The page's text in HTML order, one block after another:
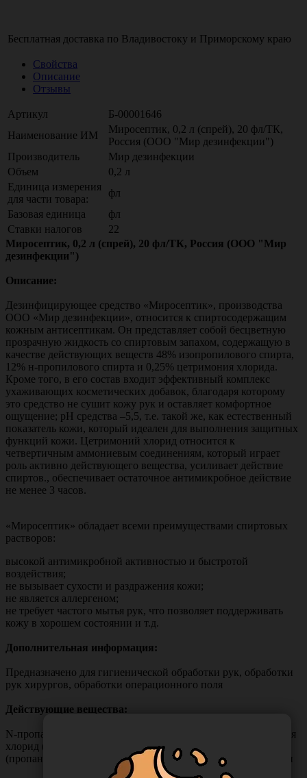
Бесплатная доставка по Владивостоку и Приморскому краю
Свойства
Описание
Отзывы
Артикул
Б-00001646
Наименование ИМ
Миросептик, 0,2 л (спрей), 20 фл/ТК,
Россия (ООО "Мир дезинфекции")
Производитель
Мир дезинфекции
Объем
0,2 л
Единица измерения
для части товара:
фл
Базовая единица
фл
Ставки налогов
22
Миросептик, 0,2 л (спрей), 20 фл/ТК, Россия (ООО "Мир
дезинфекции")
Описание:
Дезинфицирующее средство «Миросептик», производства
ООО «Мир дезинфекции», относится к спиртосодержащим
кожным антисептикам. Он представляет собой бесцветную
прозрачную жидкость со спиртовым запахом, содержащую в
качестве действующих веществ 48% изопропилового спирта,
12% н-пропилового спирта и 0,25% цетримония хлорида.
Кроме того, в его состав входит эффективный комплекс
ухаживающих косметических добавок, благодаря которому
это средство не сушит кожу рук и оставляет комфортное
ощущение; рН средства –5,5, т.е. такой же, как естественный
показатель кожи, который идеален для выполнения защитных
функций кожи. Цетримоний хлорид относится к
четвертичным аммониевым соединениям, который играет
роль активно действующего вещества, усиливает действие
спиртов., обеспечивает остаточное антимикробное действие
не менее 3 часов.
«Миросептик» обладает всеми преимуществами спиртовых
растворов:
высокой антимикробной активностью и быстротой
воздействия;
не вызывает сухости и раздражения кожи;
не является аллергеном;
не требует частого мытья рук, что позволяет поддерживать
кожу в хорошем состоянии и т.д.
Дополнительная информация:
Предназначено для гигиенической обработки рук, обработки
рук хирургов, обработки операционного поля
Действующие вещества:
N-пропанол (пропанол-1) 12 %, Гексадецилтриметиламмония
хлорид (цетримоний хлорид) 0.25 %, Изопропиловый спирт
(пропанол-2) 48 %, Компоненты, улучающие состояние кожи